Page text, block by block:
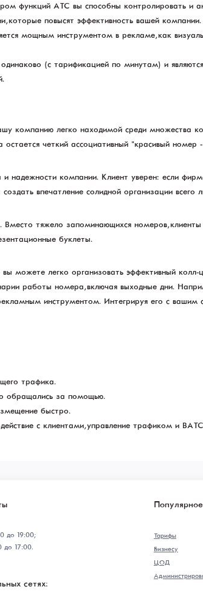
функций АТС вы способны контролировать и
которые повысят эффективность вашей компании.
мощным инструментом в рекламе, как
(с тарификацией по минутам) и
компанию легко находимой среди множества
четкий ассоциативный "красивый номер
надежности компании. Клиент уверен: если
впечатление солидной организации всего
тяжело запоминающихся номеров,
буклеты.
можете легко организовать эффективный
работы номера, включая выходные дни.
инструментом. Интегрируя его с вашим
трафика.
обращались за помощью.
быстро.
с клиентами, управление трафиком и
до 19:00;
до 17:00.
сетях:
Популярное
Тарифы
Бизнесу
ЦОД